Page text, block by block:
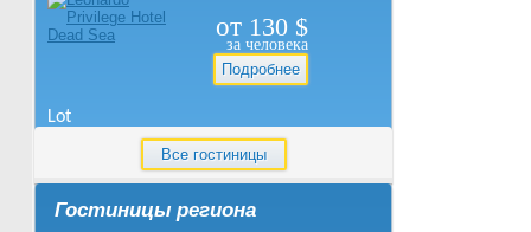
от 130 $
за человека
Подробнее
Lot
от150
за человека
Подробнее
Все гостиницы
Гостиницы региона